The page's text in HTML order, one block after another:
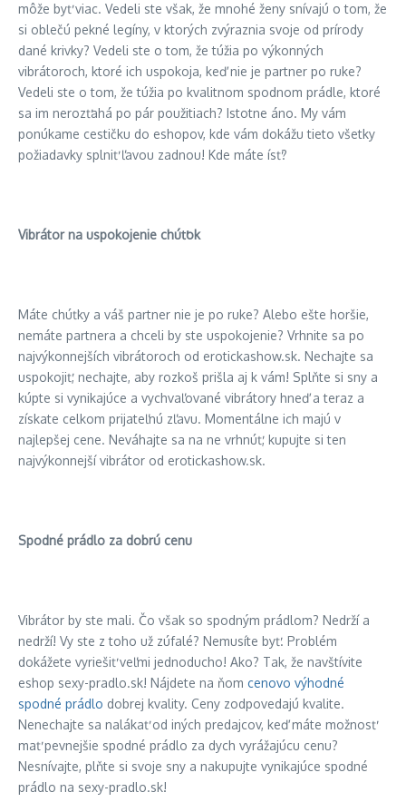
môže byť viac. Vedeli ste však, že mnohé ženy snívajú o tom, že
si oblečú pekné legíny, v ktorých zvýraznia svoje od prírody
dané krivky? Vedeli ste o tom, že túžia po výkonných
vibrátoroch, ktoré ich uspokoja, keď nie je partner po ruke?
Vedeli ste o tom, že túžia po kvalitnom spodnom prádle, ktoré
sa im nerozťahá po pár použitiach? Istotne áno. My vám
ponúkame cestičku do eshopov, kde vám dokážu tieto všetky
požiadavky splniť ľavou zadnou! Kde máte ísť?
Vibrátor na uspokojenie chúťok
Máte chúťky a váš partner nie je po ruke? Alebo ešte horšie,
nemáte partnera a chceli by ste uspokojenie? Vrhnite sa po
najvýkonnejších vibrátoroch od erotickashow.sk. Nechajte sa
uspokojiť, nechajte, aby rozkoš prišla aj k vám! Splňte si sny a
kúpte si vynikajúce a vychvaľované vibrátory hneď a teraz a
získate celkom prijateľnú zľavu. Momentálne ich majú v
najlepšej cene. Neváhajte sa na ne vrhnúť, kupujte si ten
najvýkonnejší vibrátor od erotickashow.sk.
Spodné prádlo za dobrú cenu
Vibrátor by ste mali. Čo však so spodným prádlom? Nedrží a
nedrží! Vy ste z toho už zúfalé? Nemusíte byť. Problém
dokážete vyriešiť veľmi jednoducho! Ako? Tak, že navštívite
eshop sexy-pradlo.sk! Nájdete na ňom cenovo výhodné
spodné prádlo dobrej kvality. Ceny zodpovedajú kvalite.
Nenechajte sa nalákať od iných predajcov, keď máte možnosť
mať pevnejšie spodné prádlo za dych vyrážajúcu cenu?
Nesnívajte, plňte si svoje sny a nakupujte vynikajúce spodné
prádlo na sexy-pradlo.sk!